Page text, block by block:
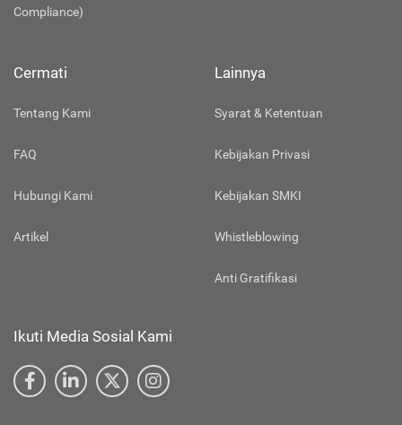
Compliance)
Cermati
Tentang Kami
FAQ
Hubungi Kami
Artikel
Lainnya
Syarat & Ketentuan
Kebijakan Privasi
Kebijakan SMKI
Whistleblowing
Anti Gratifikasi
Ikuti Media Sosial Kami